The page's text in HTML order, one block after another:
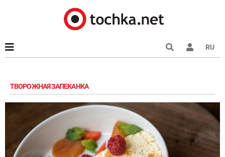
RU
ТВОРОЖНАЯ ЗАПЕКАНКА